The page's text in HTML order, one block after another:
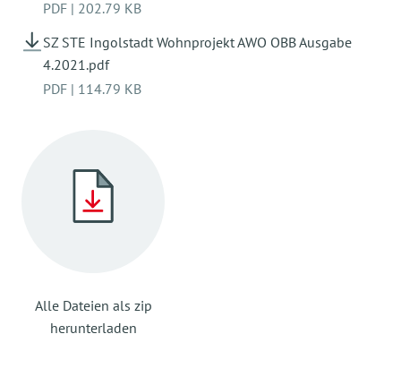
PDF | 202.79 KB
SZ STE Ingolstadt Wohnprojekt AWO OBB Ausgabe
4.2021.pdf
PDF | 114.79 KB
Alle Dateien als zip
herunterladen